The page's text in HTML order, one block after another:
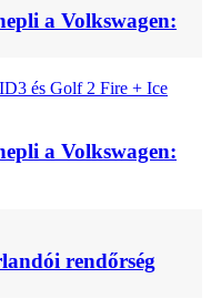
a Volkswagen:
a Volkswagen:
rendőrség